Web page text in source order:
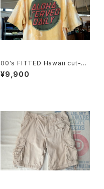
00's FITTED Hawaii cut-of
f tie-dye Tee
¥9,900